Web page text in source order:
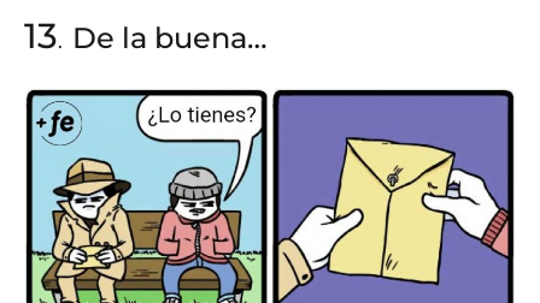
13. De la buena…